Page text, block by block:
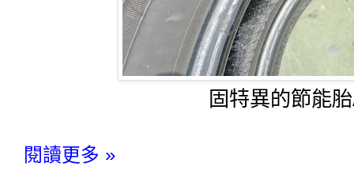
固特異的節能
閱讀更多 »